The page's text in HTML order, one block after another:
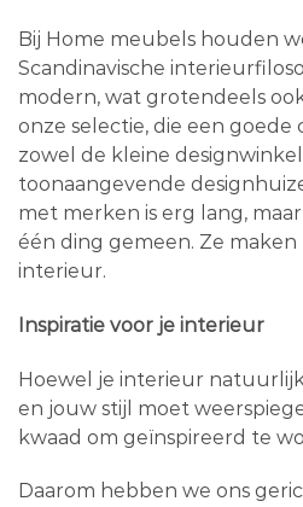
Bij Home meubels houden
Scandinavische
modern, wat grotendeels
onze selectie, die een goede
zowel de kleine
toonaangevende
met merken is erg lang,
één ding gemeen. Ze
interieur.
Inspiratie voor je interieur
Hoewel je interieur
en jouw stijl moet
kwaad om geïnspireerd te
Daarom hebben we ons